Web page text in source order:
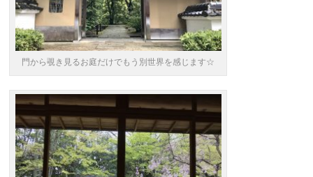
門から覗き見るお庭だけでもう別世界を感じます☆